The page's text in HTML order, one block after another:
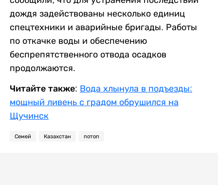
дождя задействованы несколько единиц
спецтехники и аварийные бригады. Работы
по откачке воды и обеспечению
беспрепятственного отвода осадков
продолжаются.
Читайте также: Вода хлынула в подъезды:
мощный ливень с градом обрушился на
Щучинск
Семей Казахстан потоп